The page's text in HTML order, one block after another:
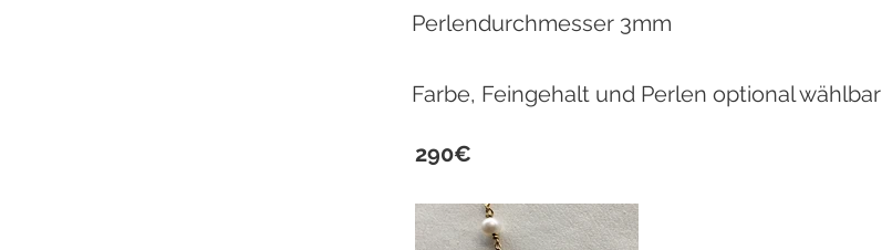
Perlendurchmesser 3mm
Farbe, Feingehalt und Perlen optional wählbar
290€